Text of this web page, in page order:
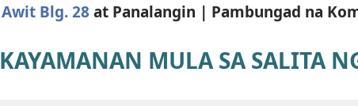
Awit Blg. 28at Panalangin | Pambungad na
KAYAMANAN MULA SA SALITA